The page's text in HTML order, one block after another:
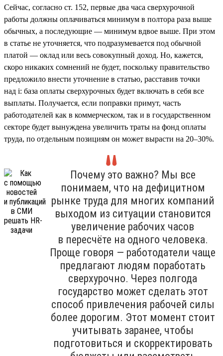
Сейчас, согласно ст. 152, первые два часа сверхурочной
работы должны оплачиваться минимум в полтора раза выше
обычных, а последующие — минимум вдвое выше. При этом
в статье не уточняется, что подразумевается под обычной
платой — оклад или весь совокупный доход. Но, кажется,
скоро никаких сомнений не будет, поскольку правительство
предложило внести уточнение в статью, расставив точки
над i: база оплаты сверхурочных будет включать в себя все
выплаты. Получается, если поправки примут, часть
работодателей как в коммерческом, так и в государственном
секторе будет вынуждена увеличить траты на фонд оплаты
труда, по отдельным позициям он может вырасти на 20–30%.
Почему это важно? Мы все
понимаем, что на дефицитном
рынке труда для многих компаний
выходом из ситуации становится
увеличение рабочих часов
в пересчёте на одного человека.
Проще говоря — работодатели чаще
предлагают людям поработать
сверхурочно. Через полгода
государство может сделать этот
способ привлечения рабочей силы
более дорогим. Этот момент стоит
учитывать заранее, чтобы
подготовиться и скорректировать